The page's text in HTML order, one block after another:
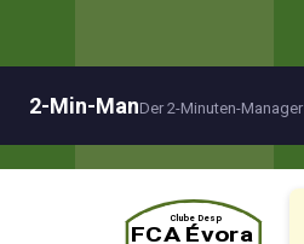
2-Min-ManDer 2-Minuten-Manager